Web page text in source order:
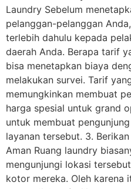
Laundry Sebelum
pelanggan-pelanggan
terlebih dahulu kepada
daerah Anda. Berapa tarif
bisa menetapkan biaya
melakukan survei. Tarif
memungkinkan membuat
harga spesial untuk grand
untuk membuat
layanan tersebut. 3.
Aman Ruang laundry
mengunjungi lokasi
kotor mereka. Oleh karena